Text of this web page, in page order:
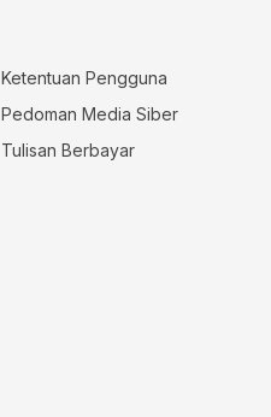
Ketentuan Pengguna
Pedoman Media Siber
Tulisan Berbayar